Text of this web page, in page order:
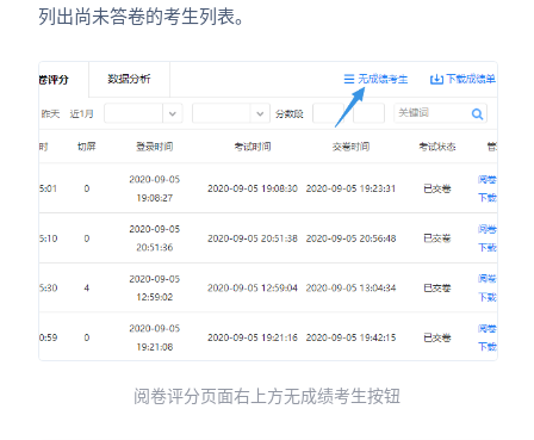
列出尚未答卷的考生列表。
阅卷评分页面右上方无成绩考生按钮